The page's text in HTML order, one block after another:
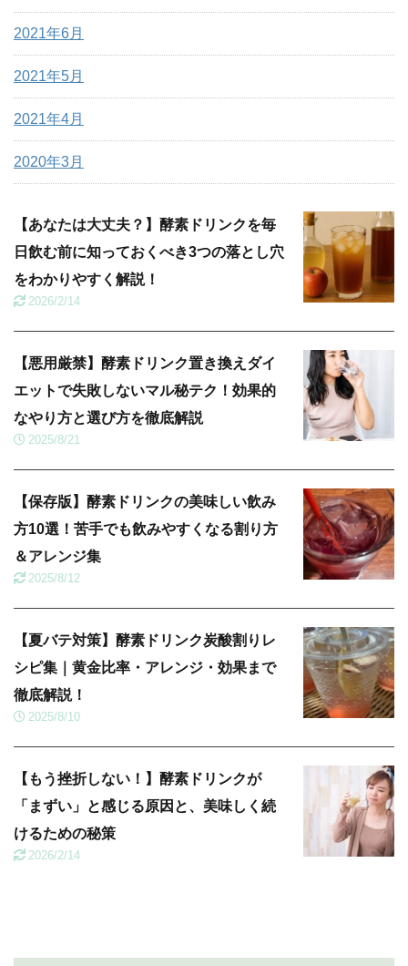
2021年6月
2021年5月
2021年4月
2020年3月
【あなたは大丈夫？】酵素ドリンクを毎
日飲む前に知っておくべき3つの落とし穴
をわかりやすく解説！
2026/2/14
【悪用厳禁】酵素ドリンク置き換えダイ
エットで失敗しないマル秘テク！効果的
なやり方と選び方を徹底解説
2025/8/21
【保存版】酵素ドリンクの美味しい飲み
方10選！苦手でも飲みやすくなる割り方
＆アレンジ集
2025/8/12
【夏バテ対策】酵素ドリンク炭酸割りレ
シピ集｜黄金比率・アレンジ・効果まで
徹底解説！
2025/8/10
【もう挫折しない！】酵素ドリンクが
「まずい」と感じる原因と、美味しく続
けるための秘策
2026/2/14